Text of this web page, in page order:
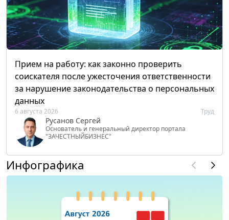
Прием на работу: как законно проверить
соискателя после ужесточения ответственности
за нарушение законодательства о персональных
данных
6 августа 2026 Труд
Русанов Сергей
Основатель и генеральный директор портала
"ЗАЧЕСТНЫЙБИЗНЕС"
Инфографика